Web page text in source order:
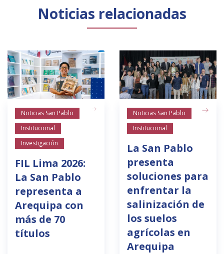
Noticias relacionadas
Noticias San Pablo
Institucional
Investigación
FIL Lima 2026:
La San Pablo
representa a
Arequipa con
más de 70
títulos
Noticias San Pablo
Institucional
La San Pablo
presenta
soluciones para
enfrentar la
salinización de
los suelos
agrícolas en
Arequipa